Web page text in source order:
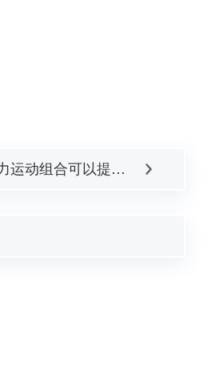
可以提升50多岁的脑力